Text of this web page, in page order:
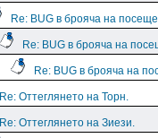
Re: BUG в брояча на
Re: BUG в брояча на
Re: BUG в брояча на
Re: Оттеглянето на Торн.
Re: Оттеглянето на Зиези.